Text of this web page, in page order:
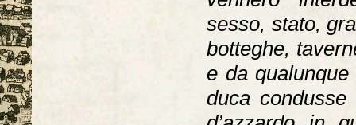
sesso, stato,
botteghe,
e da
duca